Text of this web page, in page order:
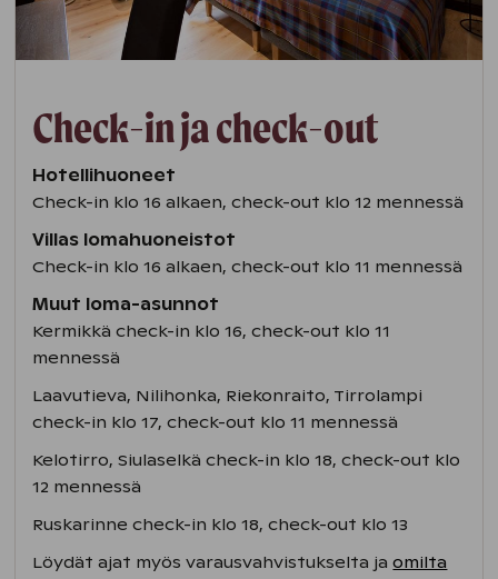
Check-in ja check-out
Hotellihuoneet
Check-in klo 16 alkaen, check-out klo 12 mennessä
Villas lomahuoneistot
Check-in klo 16 alkaen, check-out klo 11 mennessä
Muut loma-asunnot
Kermikkä check-in klo 16, check-out klo 11
mennessä
Laavutieva, Nilihonka, Riekonraito, Tirrolampi
check-in klo 17, check-out klo 11 mennessä
Kelotirro, Siulaselkä check-in klo 18, check-out klo
12 mennessä
Ruskarinne check-in klo 18, check-out klo 13
Löydät ajat myös varausvahvistukselta jaomilta